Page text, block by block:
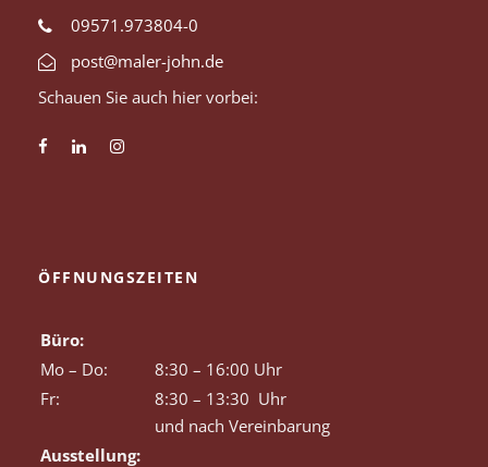
09571.973804-0
post@maler-john.de
Schauen Sie auch hier vorbei:
ÖFFNUNGSZEITEN
Büro:
Mo – Do:
8:30 – 16:00 Uhr
Fr:
8:30 – 13:30 Uhr
und nach Vereinbarung
Ausstellung: